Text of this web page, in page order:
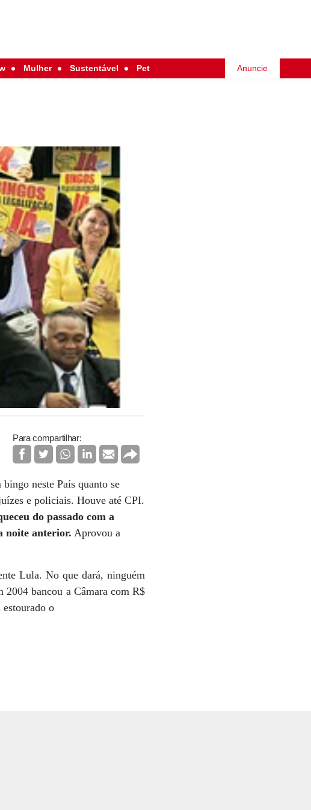
Mulher Sustentável Pet Anuncie
Para compartilhar:
neste País quanto se
e policiais. Houve até CPI.
do passado com a
noite anterior. Aprovou a
Lula. No que dará, ninguém
bancou a Câmara com R$
o